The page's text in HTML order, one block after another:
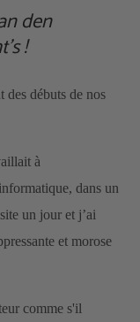
den
!
des débuts de nos
à
dans un
un jour et j’ai
et morose
comme s'il